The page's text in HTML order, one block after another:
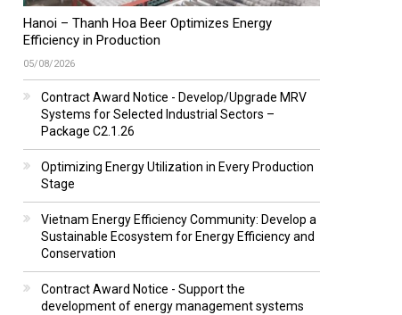
Hanoi – Thanh Hoa Beer Optimizes Energy
Efficiency in Production
05/08/2026
Contract Award Notice - Develop/Upgrade MRV
Systems for Selected Industrial Sectors –
Package C2.1.26
Optimizing Energy Utilization in Every Production
Stage
Vietnam Energy Efficiency Community: Develop a
Sustainable Ecosystem for Energy Efficiency and
Conservation
Contract Award Notice - Support the
development of energy management systems